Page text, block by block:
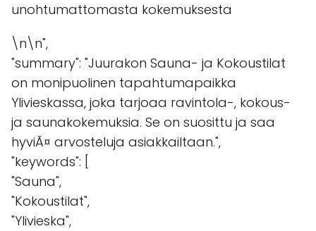
unohtumattomasta kokemuksesta
\n\n",
"summary": "Juurakon Sauna- ja Kokoustilat
on monipuolinen tapahtumapaikka
Ylivieskassa, joka tarjoaa ravintola-, kokous-
ja saunakokemuksia. Se on suosittu ja saa
hyviÃ¤ arvosteluja asiakkailtaan.",
"keywords": [
"Sauna",
"Kokoustilat",
"Ylivieska",